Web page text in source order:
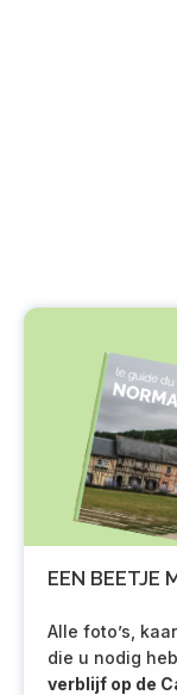
EEN BEETJE
Alle foto’s,
die u nodig
verblijf op de